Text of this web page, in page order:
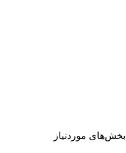
بخش‌های موردنیاز